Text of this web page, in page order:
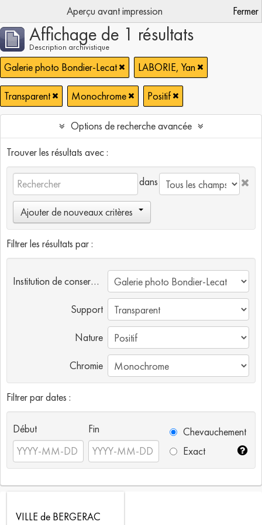
Aperçu avant impression Fermer
Affichage de 1 résultats
Description archivistique
Galerie photo Bondier-Lecat LABORIE, Yan
Transparent Monochrome Positif
Options de recherche avancée
Trouver les résultats avec :
dans
Ajouter de nouveaux critères
Filtrer les résultats par :
Institution de conservation
Support
Nature
Chromie
Filtrer par dates :
Début Fin
Chevauchement
Exact
VILLE de BERGERAC